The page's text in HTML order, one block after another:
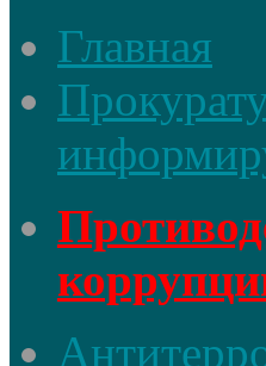
Главная